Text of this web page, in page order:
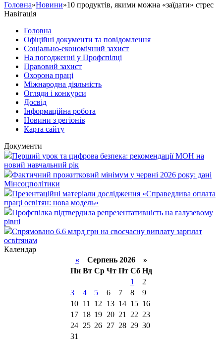
Головна»Новини»10 продуктів, якими можна «заїдати» стрес
Навігація
Головна
Офіційні документи та повідомлення
Соціально-економічний захист
На погодженні у Профспілці
Правовий захист
Охорона праці
Міжнародна діяльність
Огляди і конкурси
Досвід
Інформаційна робота
Новини з регіонів
Карта сайту
Документи
Перший урок та цифрова безпека: рекомендації МОН на
новий навчальний рік
Фактичний прожитковий мінімум у червні 2026 року: дані
Мінсоцполітики
Презентаційні матеріали дослідження «Справедлива оплата
праці освітян: нова модель»
Профспілка підтвердила репрезентативність на галузевому
рівні
Спрямовано 6,6 млрд грн на своєчасну виплату зарплат
освітянам
Календар
«Серпень 2026 »
Пн Вт Ср Чт Пт Сб Нд
1
2
3
4 5 6 7 8
9
10
11 12 13 14 15 16
17
18 19 20 21 22 23
24
25 26 27 28 29 30
31